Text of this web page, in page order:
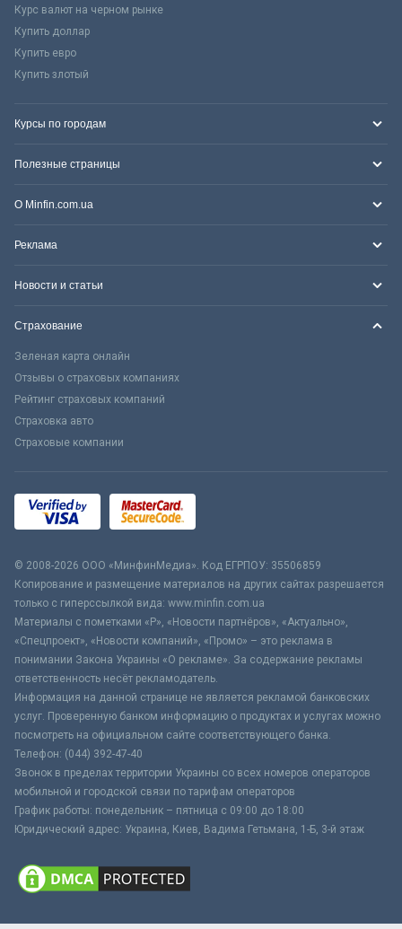
Курс валют на черном рынке
Купить доллар
Купить евро
Купить злотый
Курсы по городам
Полезные страницы
О Minfin.com.ua
Реклама
Новости и статьи
Страхование
Зеленая карта онлайн
Отзывы о страховых компаниях
Рейтинг страховых компаний
Страховка авто
Страховые компании
© 2008-2026 ООО «МинфинМедиа». Код ЕГРПОУ: 35506859
Копирование и размещение материалов на других сайтах разрешается
только с гиперссылкой вида: www.minfin.com.ua
Материалы с пометками «Р», «Новости партнёров», «Актуально»,
«Спецпроект», «Новости компаний», «Промо» – это реклама в
понимании Закона Украины «О рекламе». За содержание рекламы
ответственность несёт рекламодатель.
Информация на данной странице не является рекламой банковских
услуг. Проверенную банком информацию о продуктах и услугах можно
посмотреть на официальном сайте соответствующего банка.
Телефон: (044) 392-47-40
Звонок в пределах территории Украины со всех номеров операторов
мобильной и городской связи по тарифам операторов
График работы: понедельник – пятница с 09:00 до 18:00
Юридический адрес: Украина, Киев, Вадима Гетьмана, 1-Б, 3-й этаж